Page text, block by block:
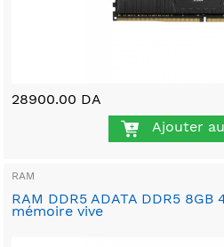
28900.00 DA
Ajouter
RAM
RAM DDR5 ADATA DDR5 8GB
mémoire vive